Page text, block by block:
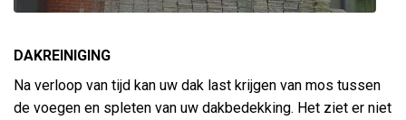
DAKREINIGING
Na verloop van tijd kan uw dak last krijgen van mos tussen
de voegen en spleten van uw dakbedekking. Het ziet er niet